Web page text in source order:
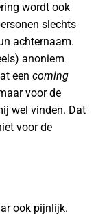
wordt ook
slechts
achternaam.
anoniem
een coming
voor de
wel vinden. Dat
voor de
ook pijnlijk.